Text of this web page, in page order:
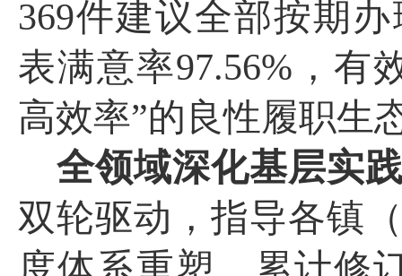
369件建议全部按期
表满意率97.56% ，有
高效率”的良性履职生
全领域深化基层实
双轮驱动，指导各镇